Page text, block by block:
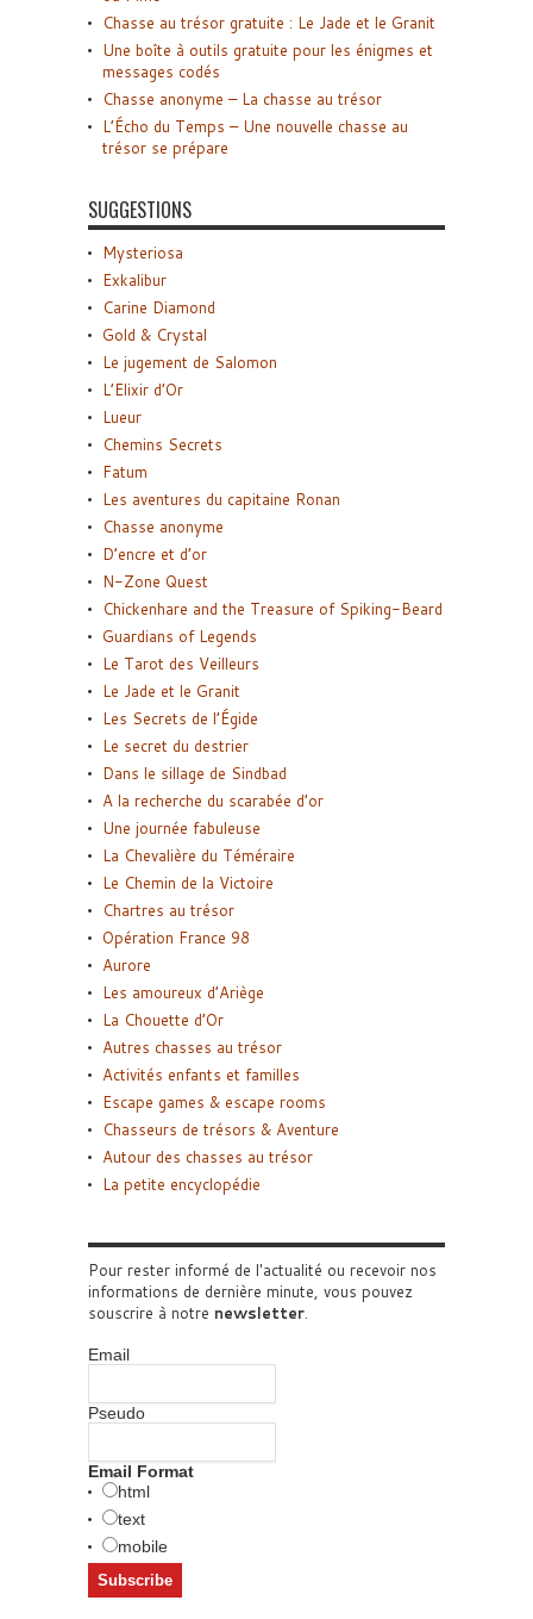
Chasse au trésor gratuite : Le Jade et le Granit
Une boîte à outils gratuite pour les énigmes et
messages codés
Chasse anonyme – La chasse au trésor
L’Écho du Temps – Une nouvelle chasse au
trésor se prépare
SUGGESTIONS
Mysteriosa
Exkalibur
Carine Diamond
Gold & Crystal
Le jugement de Salomon
L’Elixir d’Or
Lueur
Chemins Secrets
Fatum
Les aventures du capitaine Ronan
Chasse anonyme
D’encre et d’or
N-Zone Quest
Chickenhare and the Treasure of Spiking-Beard
Guardians of Legends
Le Tarot des Veilleurs
Le Jade et le Granit
Les Secrets de l’Égide
Le secret du destrier
Dans le sillage de Sindbad
A la recherche du scarabée d’or
Une journée fabuleuse
La Chevalière du Téméraire
Le Chemin de la Victoire
Chartres au trésor
Opération France 98
Aurore
Les amoureux d’Ariège
La Chouette d’Or
Autres chasses au trésor
Activités enfants et familles
Escape games & escape rooms
Chasseurs de trésors & Aventure
Autour des chasses au trésor
La petite encyclopédie
Pour rester informé de l'actualité ou recevoir nos
informations de dernière minute, vous pouvez
souscrire à notre newsletter.
Email
Pseudo
Email Format
html
text
mobile